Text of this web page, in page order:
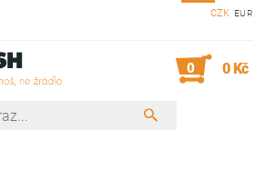
CZK EUR
0 0 Kč